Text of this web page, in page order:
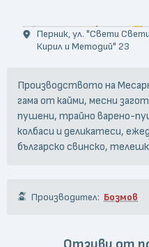
Перник, ул. "Свети Свети
Кирил и Методий" 23
Производството на
гама от кайми, месни
пушени, трайно варено-
колбаси и деликатеси,
българско свинско,
Производител: Бозмов